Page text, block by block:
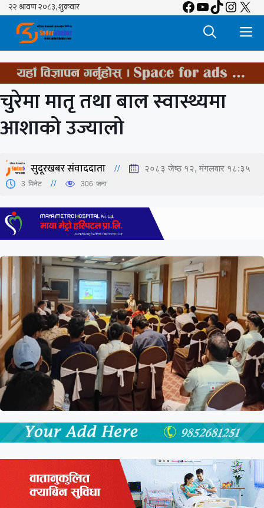
Skip
content
Facebook
YouTube
TikTok
X
चुरेमा मातृ तथा बाल स्वास्थ्यमा
आशाको उज्यालो
सुदूरखबर संवाददाता २०८३ जेष्ठ १२, मंगलवार १८:३५
3 मिनेट 306 जना